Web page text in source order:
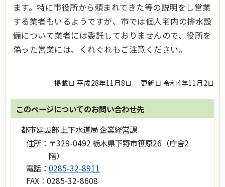
ます。特に市役所から頼まれてきた等の説明をし営業
する業者もいるようですが、市では個人宅内の排水設
備について業者には委託しておりませんので、役所を
偽った営業には、くれぐれもご注意ください。
掲載日 平成28年11月8日 更新日 令和4年11月2日
このページについてのお問い合わせ先
都市建設部 上下水道局 企業経営課
住所： 〒329-0492 栃木県下野市笹原26（庁舎2
階）
電話： 0285-32-8911
FAX： 0285-32-8608